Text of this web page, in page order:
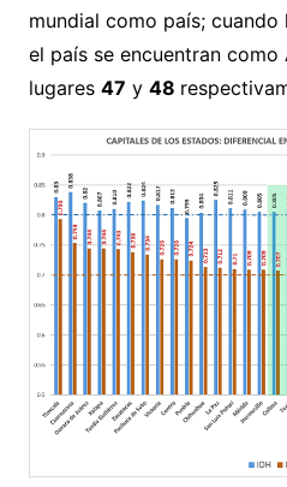
mundial como país;
el país se encuentran como
lugares 47 y 48